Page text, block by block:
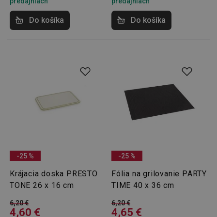
Do košíka Do košíka
-25 %
Krájacia doska PRESTO
TONE 26 x 16 cm
6,20 €
4,60 €
-25 %
Fólia na grilovanie PARTY
TIME 40 x 36 cm
6,20 €
4,65 €
udid .tescoma.cz
__rtbh.lid www.tescoma.sk 1 rok
Twitter Inc.